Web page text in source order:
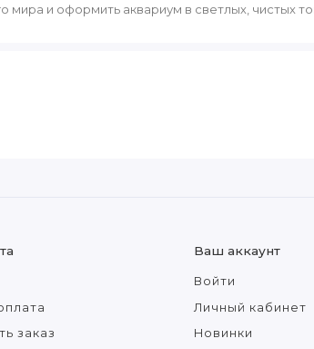
мира и оформить аквариум в светлых, чистых
заказ
Ваш аккаунт
Войти
Личный кабинет
Новинки